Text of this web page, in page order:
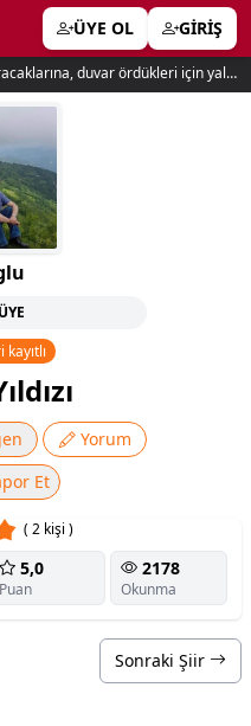
ÜYE OL GİRİŞ
Aşk köprü kurmaktır. insanlar köprü kuracaklarına, duvar ördükleri için yalnız kalırlar. newton
Yorum
Et
( 2 kişi )
5,0
Puan
2178
Okunma
Sonraki Şiir